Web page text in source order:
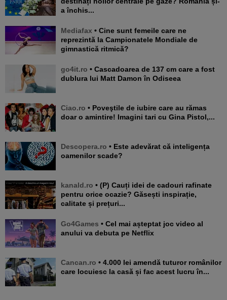
a închis...
Mediafax • Cine sunt femeile care ne
reprezintă la Campionatele Mondiale de
gimnastică ritmică?
go4it.ro • Cascadoarea de 137 cm care a fost
dublura lui Matt Damon în Odiseea
Ciao.ro • Poveştile de iubire care au rămas
doar o amintire! Imagini tari cu Gina Pistol,...
Descopera.ro • Este adevărat că inteligența
oamenilor scade?
kanald.ro • (P) Cauți idei de cadouri rafinate
pentru orice ocazie? Găsești inspirație,
calitate și prețuri...
Go4Games • Cel mai așteptat joc video al
anului va debuta pe Netflix
Cancan.ro • 4.000 lei amendă tuturor românilor
care locuiesc la casă și fac acest lucru în...